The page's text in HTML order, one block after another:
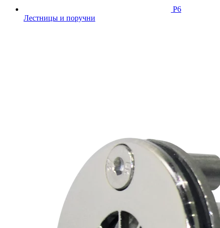
Р6
Лестницы и поручни